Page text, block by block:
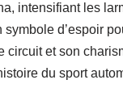
intensifiant les
symbole d’espoir
circuit et son
du sport